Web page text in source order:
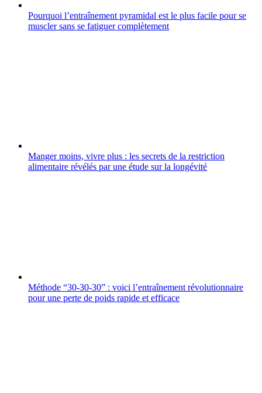
Pourquoi l’entraînement pyramidal est le plus facile pour se
muscler sans se fatiguer complètement
Manger moins, vivre plus : les secrets de la restriction
alimentaire révélés par une étude sur la longévité
Méthode “30-30-30” : voici l’entraînement révolutionnaire
pour une perte de poids rapide et efficace